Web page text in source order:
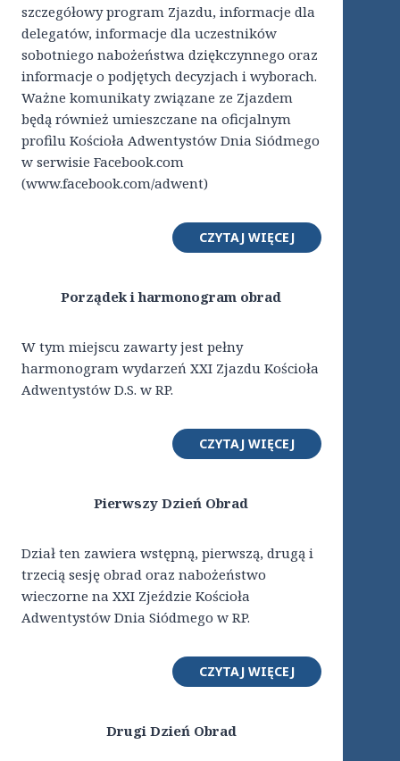
szczegółowy program Zjazdu, informacje dla
delegatów, informacje dla uczestników
sobotniego nabożeństwa dziękczynnego oraz
informacje o podjętych decyzjach i wyborach.
Ważne komunikaty związane ze Zjazdem
będą również umieszczane na oficjalnym
profilu Kościoła Adwentystów Dnia Siódmego
w serwisie Facebook.com
(www.facebook.com/adwent)
CZYTAJ WIĘCEJ
Porządek i harmonogram obrad
W tym miejscu zawarty jest pełny
harmonogram wydarzeń XXI Zjazdu Kościoła
Adwentystów D.S. w RP.
CZYTAJ WIĘCEJ
Pierwszy Dzień Obrad
Dział ten zawiera wstępną, pierwszą, drugą i
trzecią sesję obrad oraz nabożeństwo
wieczorne na XXI Zjeździe Kościoła
Adwentystów Dnia Siódmego w RP.
CZYTAJ WIĘCEJ
Drugi Dzień Obrad